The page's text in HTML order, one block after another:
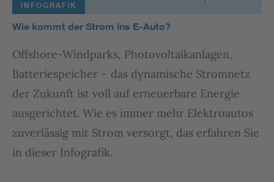
INFOGRAFIK
Wie kommt der Strom ins E-Auto?
Offshore-Windparks, Photovoltaikanlagen,
Batteriespeicher – das dynamische Stromnetz
der Zukunft ist voll auf erneuerbare Energie
ausgerichtet. Wie es immer mehr Elektroautos
zuverlässig mit Strom versorgt, das erfahren Sie
in dieser Infografik.